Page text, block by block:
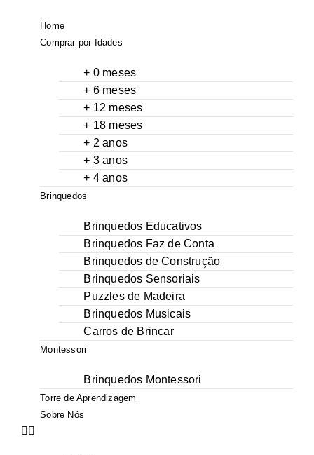
Home
Comprar por Idades
+ 0 meses
+ 6 meses
+ 12 meses
+ 18 meses
+ 2 anos
+ 3 anos
+ 4 anos
Brinquedos
Brinquedos Educativos
Brinquedos Faz de Conta
Brinquedos de Construção
Brinquedos Sensoriais
Puzzles de Madeira
Brinquedos Musicais
Carros de Brincar
Montessori
Brinquedos Montessori
Torre de Aprendizagem
Sobre Nós